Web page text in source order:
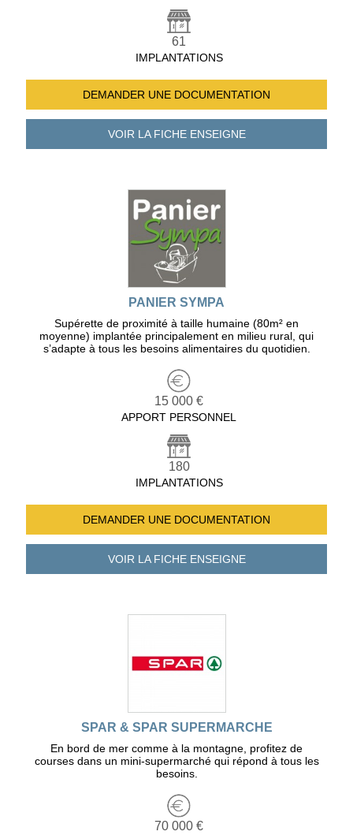
61
IMPLANTATIONS
DEMANDER UNE DOCUMENTATION
VOIR LA FICHEENSEIGNE
PANIER SYMPA
Supérette de proximité à taille humaine (80m² en
moyenne) implantée principalement en milieu rural, qui
s’adapte à tous les besoins alimentaires du quotidien.
15 000 €
APPORT PERSONNEL
180
IMPLANTATIONS
DEMANDER UNE DOCUMENTATION
VOIR LA FICHEENSEIGNE
SPAR & SPAR SUPERMARCHE
En bord de mer comme à la montagne, profitez de
courses dans un mini-supermarché qui répond à tous les
besoins.
70 000 €